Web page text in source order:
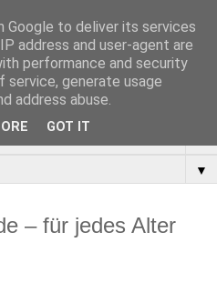
alles
▼
– für jedes Alter
Google to deliver its services
address and user-agent are
performance and security
generate usage
address abuse.
GOT IT